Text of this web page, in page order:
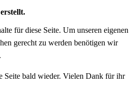
für diese Seite. Um unseren eigenen
gerecht zu werden benötigen wir
Seite bald wieder. Vielen Dank für ihr